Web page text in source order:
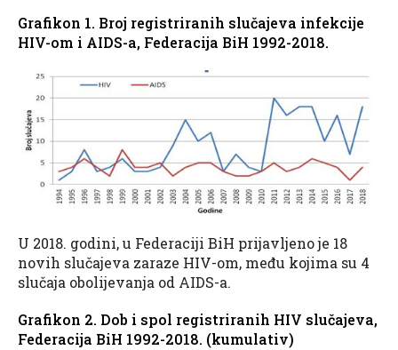
Grafikon 1. Broj registriranih slučajeva infekcije
HIV-om i AIDS-a, Federacija BiH 1992-2018.
U 2018. godini, u Federaciji BiH prijavljeno je 18
novih slučajeva zaraze HIV-om, među kojima su 4
slučaja obolijevanja od AIDS-a.
Grafikon 2. Dob i spol registriranih HIV slučajeva,
Federacija BiH 1992-2018. (kumulativ)